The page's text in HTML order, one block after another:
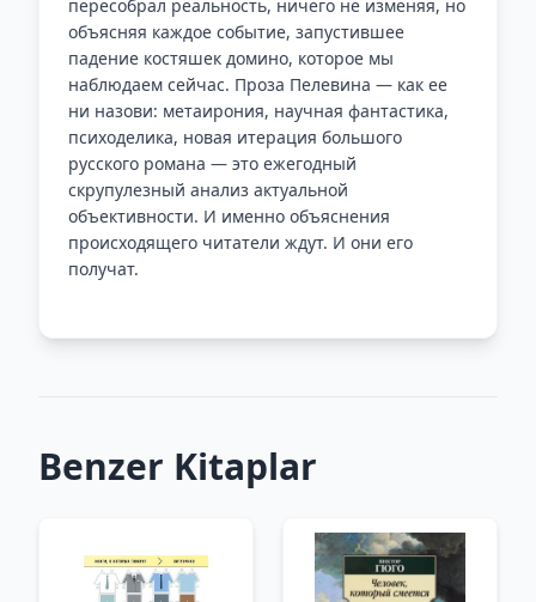
пересобрал реальность, ничего не изменяя, но
объясняя каждое событие, запустившее
падение костяшек домино, которое мы
наблюдаем сейчас. Проза Пелевина — как ее
ни назови: метаирония, научная фантастика,
психоделика, новая итерация большого
русского романа — это ежегодный
скрупулезный анализ актуальной
объективности. И именно объяснения
происходящего читатели ждут. И они его
получат.
Benzer Kitaplar